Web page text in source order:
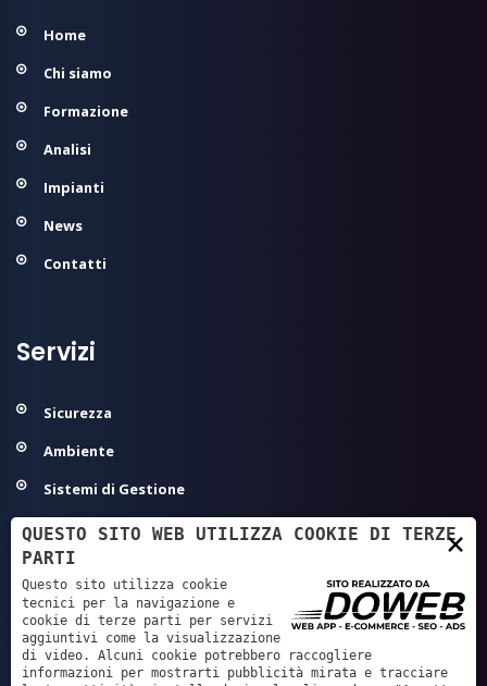
Home
Chi siamo
Formazione
Analisi
Impianti
News
Contatti
Servizi
Sicurezza
Ambiente
Sistemi di Gestione
Modelli Organizzativi 231
Agroalimentare ed Igiene
Sanità - Autorizzazione/Accreditamento
GDPR - Privacy
Servizi Tecnici e Progettazione
×
QUESTO SITO WEB UTILIZZA COOKIE DI TERZE
PARTI
Questo sito utilizza cookie
tecnici per la navigazione e
cookie di terze parti per servizi
aggiuntivi come la visualizzazione
di video. Alcuni cookie potrebbero raccogliere
informazioni per mostrarti pubblicità mirata e tracciare